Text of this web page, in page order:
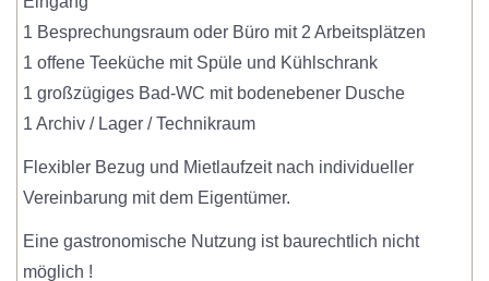
1 Besprechungsraum oder Büro mit 2 Arbeitsplätzen
1 offene Teeküche mit Spüle und Kühlschrank
1 großzügiges Bad-WC mit bodenebener Dusche
1 Archiv / Lager / Technikraum
Flexibler Bezug und Mietlaufzeit nach individueller
Vereinbarung mit dem Eigentümer.
Eine gastronomische Nutzung ist baurechtlich nicht
möglich !